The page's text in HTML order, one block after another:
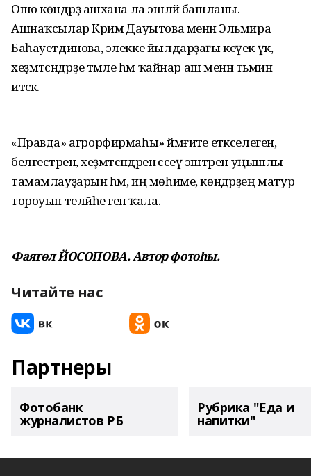
Ошо көндәрҙә ашхана ла эшләй башланы.
Ашнаҡсылар Кәримә Дауытова менән Эльмира
Баһауетдинова, элекке йылдарҙағы кеүек үк,
хеҙмәтсәндәрҙе тәмле һәм ҡайнар аш менән тәьмин
итәсәк.
«Правда» агрорфирмаһы» йәмғиәте етәкселегенә,
белгестәренә, хеҙмәтсәндәренә сәсеү эштәрен уңышлы
тамамлауҙарын һәм, иң мөһиме, көндәрҙең матур
тороуын теләйһе генә ҡала.
Фаягөл ЙОСОПОВА. Автор фотоһы.
Читайте нас
Партнеры
Фотобанк
журналистов РБ
Рубрика "Еда и
напитки"